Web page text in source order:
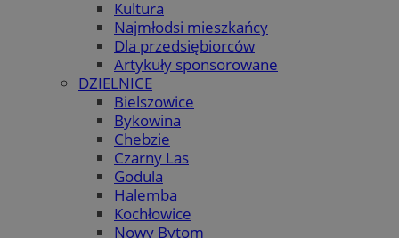
Kultura
Najmłodsi mieszkańcy
Dla przedsiębiorców
Artykuły sponsorowane
DZIELNICE
Bielszowice
Bykowina
Chebzie
Czarny Las
Godula
Halemba
Kochłowice
Nowy Bytom